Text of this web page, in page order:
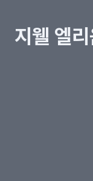
지웰 엘